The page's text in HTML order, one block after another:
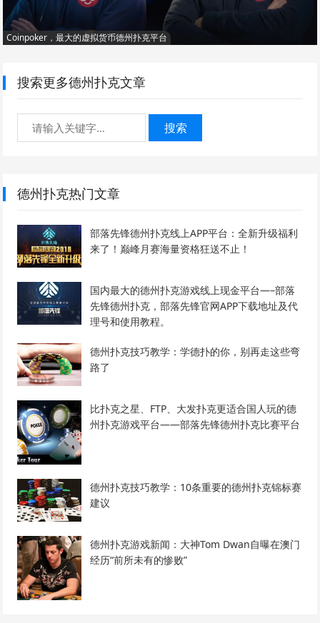
Coinpoker，最大的虚拟货币德州扑克平台
搜索更多德州扑克文章
搜索
德州扑克热门文章
部落先锋德州扑克线上APP平台：全新升级福利
来了！巅峰月赛海量资格狂送不止！
国内最大的德州扑克游戏线上现金平台—–部落
先锋德州扑克，部落先锋官网APP下载地址及代
理号和使用教程。
德州扑克技巧教学：学德扑的你，别再走这些弯
路了
比扑克之星、FTP、大发扑克更适合国人玩的德
州扑克游戏平台——部落先锋德州扑克比赛平台
德州扑克技巧教学：10条重要的德州扑克锦标赛
建议
德州扑克游戏新闻：大神Tom Dwan自曝在澳门
经历“前所未有的惨败”